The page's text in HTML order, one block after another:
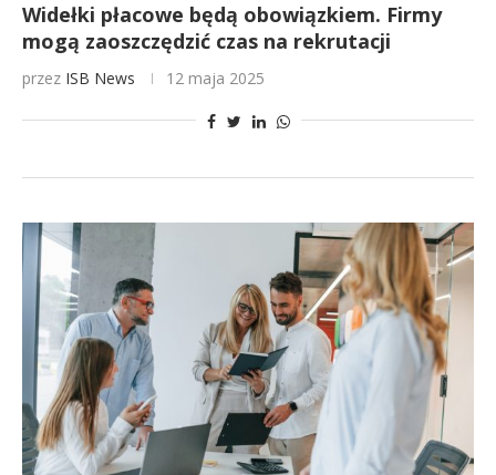
Widełki płacowe będą obowiązkiem. Firmy
mogą zaoszczędzić czas na rekrutacji
przez ISB News 12 maja 2025